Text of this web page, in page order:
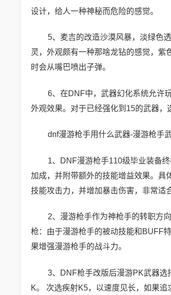
设计，给人一种神秘而危险的感觉。
5、麦吉的改造沙漠风暴，淡绿色
灵，外观颇有一种那啥龙钻的感觉，
时会从嘴巴喷出子弹。
6、在DNF中，武器幻化系统允许
外观效果。对于已经强化到15的武器，
dnf漫游枪手用什么武器-漫游枪手
1、DNF漫游枪手110级毕业装备
加成，并附带额外的技能增益效果。具
技能攻击力，并增加暴击伤害，非常适
2、漫游枪手作为神枪手的转职方
枪：由于漫游枪手的被动技能和BUFF
果增强漫游枪手的战斗力。
3、DNF枪手改版后漫游PK武器选
K。 次选疾射K5，以速度见长，如果